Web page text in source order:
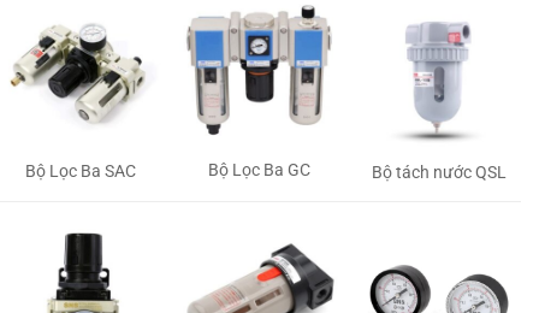
Bộ Lọc Ba SAC Bộ Lọc Ba GC Bộ tách nước QSL